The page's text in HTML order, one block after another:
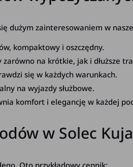
dużym zainteresowaniem w
kompaktowy i oszczędny.
na krótkie, jak i dłuższe
się w każdych warunkach.
na wyjazdy służbowe.
komfort i elegancję w każdej
w Solec
Oto przykładowy cennik: